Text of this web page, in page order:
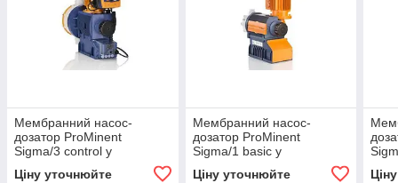
Мембранний насос-
дозатор ProMinent
Sigma/3 control у
гігієнічному виконанні FDA
Ціну уточнюйте
Мембранний насос-
дозатор ProMinent
Sigma/1 basic у
гігієнічному виконанні FDA
Ціну уточнюйте